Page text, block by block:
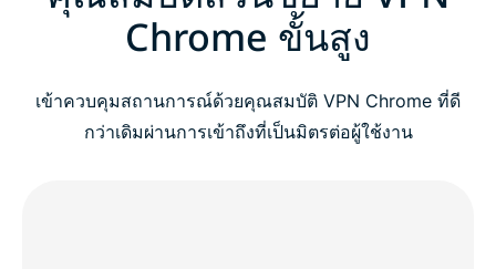
Chrome ขั้นสูง
เข้าควบคุมสถานการณ์ด้วยคุณสมบัติ VPN Chrome ที่ดี
กว่าเดิมผ่านการเข้าถึงที่เป็นมิตรต่อผู้ใช้งาน